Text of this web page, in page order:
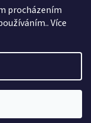
procházením
Více
Upravit nastavení